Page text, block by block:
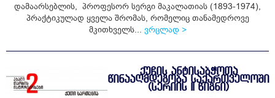
დამაარსებლის, პროფესორ სერგი მაკალათიას (1893-1974),
პრაქტიკულად ყველა შრომას, რომელიც თანამედროვე
მკითხველს... ვრცლად >
ᲥᲣᲩᲘᲡ ᲐᲜᲢᲘᲡᲐᲑᲭᲝᲗᲐ
ᲬᲘᲜᲐᲐᲦᲛᲓᲔᲒᲝᲑᲐ ᲡᲐᲥᲐᲠᲗᲕᲔᲚᲝᲨᲘ
(ᲡᲔᲠᲘᲘᲡ II ᲬᲘᲒᲜᲘ)